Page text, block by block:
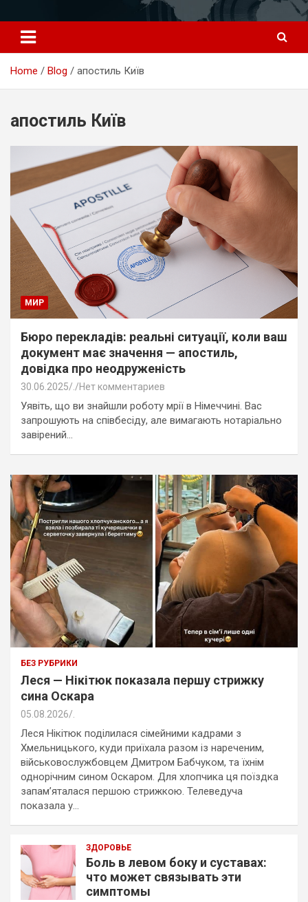
к
содержимому
Home Blog апостиль Київ
апостиль Київ
МИР
Бюро перекладів: реальні ситуації, коли ваш
документ має значення — апостиль,
довідка про неодруженість
30.06.2025 Нет комментариев
Уявіть, що ви знайшли роботу мрії в Німеччині. Вас
запрошують на співбесіду, але вимагають нотаріально
завірений…
БЕЗ РУБРИКИ
Леся — Нікітюк показала першу стрижку
сина Оскара
05.08.2026
Леся Нікітюк поділилася сімейними кадрами з
Хмельницького, куди приїхала разом із нареченим,
військовослужбовцем Дмитром Бабчуком, та їхнім
однорічним сином Оскаром. Для хлопчика ця поїздка
запам’яталася першою стрижкою. Телеведуча
показала у…
ЗДОРОВЬЕ
Боль в левом боку и суставах:
что может связывать эти
симптомы